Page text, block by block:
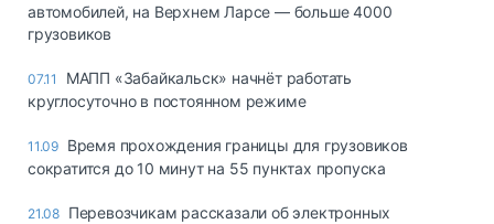
автомобилей, на Верхнем Ларсе — больше 4000
грузовиков
07.11
МАПП «Забайкальск» начнёт работать
круглосуточно в постоянном режиме
11.09 Время прохождения границы для грузовиков
сократится до 10 минут на 55 пунктах пропуска
21.08 Перевозчикам рассказали об электронных